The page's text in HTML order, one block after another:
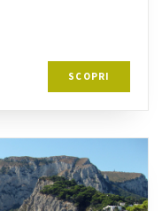
SCOPRI